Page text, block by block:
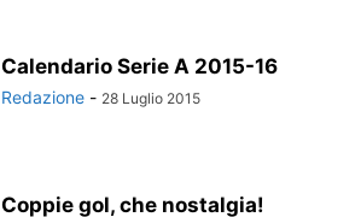
Calendario Serie A 2015-16
Redazione - 28 Luglio 2015
Coppie gol, che nostalgia!